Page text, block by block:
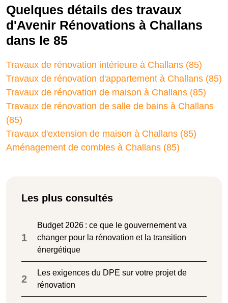
Quelques détails des travaux
d'Avenir Rénovations à Challans
dans le 85
Travaux de rénovation intérieure à Challans (85)
Travaux de rénovation d'appartement à Challans (85)
Travaux de rénovation de maison à Challans (85)
Travaux de rénovation de salle de bains à Challans
(85)
Travaux d'extension de maison à Challans (85)
Aménagement de combles à Challans (85)
Les plus consultés
1
Budget 2026 : ce que le gouvernement va
changer pour la rénovation et la transition
énergétique
2
Les exigences du DPE sur votre projet de
rénovation